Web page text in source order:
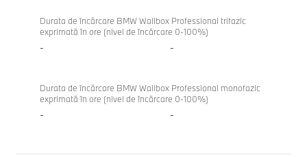
Durata de încărcare BMW Wallbox Professional trifazic
exprimată în ore (nivel de încărcare 0-100%)
- -
Durata de încărcare BMW Wallbox Professional monofazic
exprimată în ore (nivel de încărcare 0-100%)
- -